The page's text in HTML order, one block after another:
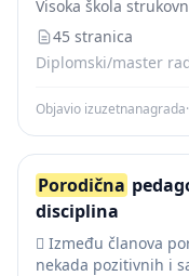
45 stranica
Diplomski/master
Objavio izuzetnanagrada·
Porodična
disciplina
 Između članova
nekada pozitivnih i